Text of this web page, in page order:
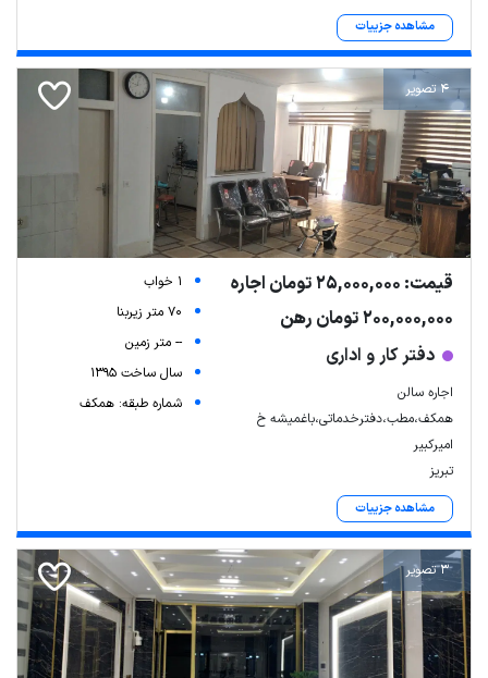
مشاهده جزییات
4 تصویر
قیمت: 25,000,000 تومان اجاره
200,000,000 تومان رهن
دفتر کار و اداری
اجاره سالن
همکف،مطب،دفترخدماتی،باغمیشه خ
امیرکبیر
تبریز
مشاهده جزییات
1 خواب
70 متر زیربنا
-- متر زمین
سال ساخت 1395
شماره طبقه: همکف
3 تصویر